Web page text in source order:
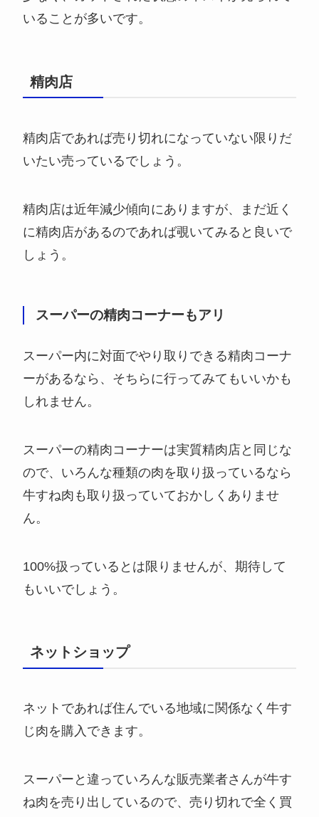
いることが多いです。
精肉店
精肉店であれば売り切れになっていない限りだ
いたい売っているでしょう。
精肉店は近年減少傾向にありますが、まだ近く
に精肉店があるのであれば覗いてみると良いで
しょう。
スーパーの精肉コーナーもアリ
スーパー内に対面でやり取りできる精肉コーナ
ーがあるなら、そちらに行ってみてもいいかも
しれません。
スーパーの精肉コーナーは実質精肉店と同じな
ので、いろんな種類の肉を取り扱っているなら
牛すね肉も取り扱っていておかしくありませ
ん。
100%扱っているとは限りませんが、期待して
もいいでしょう。
ネットショップ
ネットであれば住んでいる地域に関係なく牛す
じ肉を購入できます。
スーパーと違っていろんな販売業者さんが牛す
ね肉を売り出しているので、売り切れで全く買